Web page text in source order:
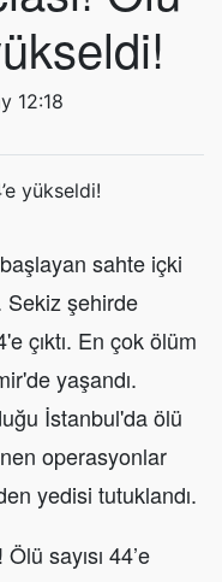
12:18
sahte içki
Sekiz şehirde
çıktı. En çok ölüm
yaşandı.
İstanbul'da ölü
operasyonlar
yedisi tutuklandı.
sayısı 44’e